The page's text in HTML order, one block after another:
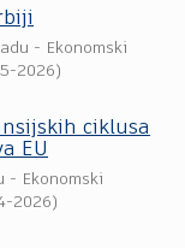
- Ekonomski
2026)
ciklusa
EU
- Ekonomski
2026)